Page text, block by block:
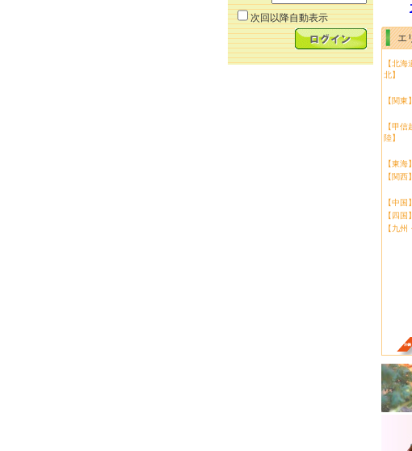
次回以降自動表示
エ
【北海
北】
【関東】
【甲信
陸】
【東海】
【関西】
【中国】
【四国】
【九州